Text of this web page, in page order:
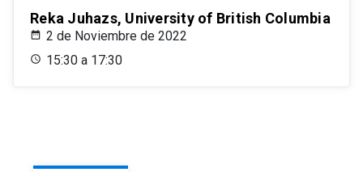
Reka Juhazs, University of British Columbia
2 de Noviembre de 2022
15:30 a 17:30